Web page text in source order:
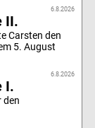
6.8.2026
II.
Carsten den
5. August
6.8.2026
I.
den